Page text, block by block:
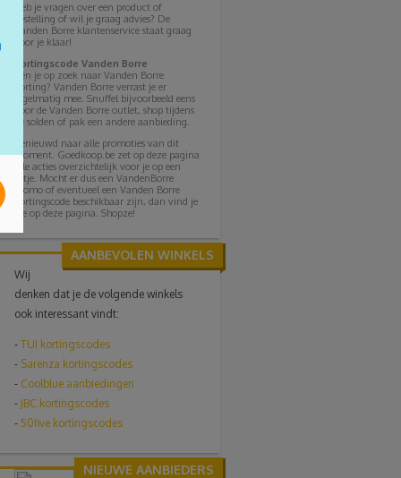
Heb je vragen over een product of
bestelling of wil je graag advies? De
Vanden Borre klantenservice staat graag
voor je klaar!
Kortingscode Vanden Borre
Ben je op zoek naar Vanden Borre
korting? Vanden Borre verrast je er
regelmatig mee. Snuffel bijvoorbeeld eens
door de Vanden Borre outlet, shop tijdens
de solden of pak een andere aanbieding.
Benieuwd naar alle promoties van dit
moment. Goedkoop.be zet op deze pagina
alle acties overzichtelijk voor je op een
rijtje. Mocht er dus een VandenBorre
promo of eventueel een Vanden Borre
kortingscode beschikbaar zijn, dan vind je
die op deze pagina. Shopze!
AANBEVOLEN WINKELS
Wij
denken dat je de volgende winkels
ook interessant vindt:
- TUI kortingscodes
- Sarenza kortingscodes
- Coolblue aanbiedingen
- JBC kortingscodes
- 50five kortingscodes
NIEUWE AANBIEDERS